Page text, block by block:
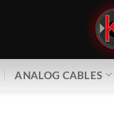
ANALOG CABLES